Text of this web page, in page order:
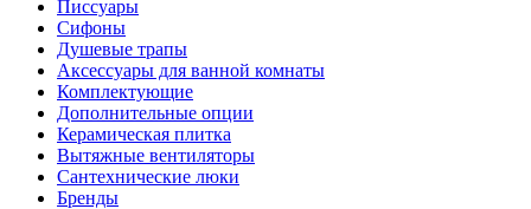
Писсуары
Сифоны
Душевые трапы
Аксессуары для ванной комнаты
Комплектующие
Дополнительные опции
Керамическая плитка
Вытяжные вентиляторы
Сантехнические люки
Бренды